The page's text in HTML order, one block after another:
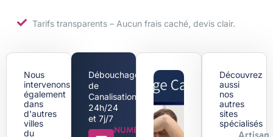
Tarifs transparents – Aucun frais caché, devis clair.
Nous
intervenons
également
dans
d'autres
villes
du
Débouchage
de
Canalisation
24h/24
et 7j/7
NUMERO
Découvrez
aussi
nos
autres
sites
spécialisés